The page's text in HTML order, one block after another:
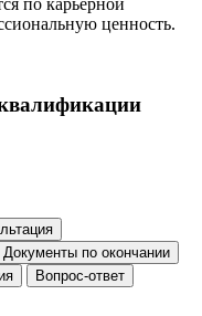
по карьерной
ценность.
Документы по окончании
Вопрос-ответ